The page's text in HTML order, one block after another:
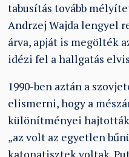
tabusítás tovább
Andrzej Wajda lengyel
árva, apját is megölték
idézi fel a hallgatás
1990-ben aztán a
elismerni, hogy a
különítményei hajtották
„az volt az egyetlen